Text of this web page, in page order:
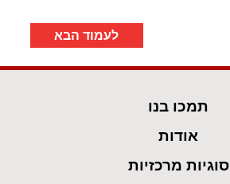
לעמוד הבא
תמכו בנו
אודות
סוגיות מרכזיות